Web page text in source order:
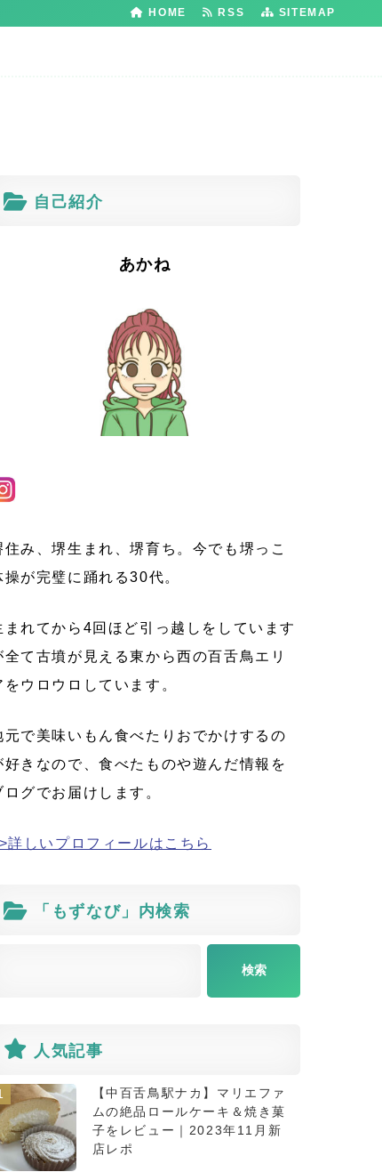
SITEMAP
RSS
HOME
自己紹介
あかね
住み、堺生まれ、堺育ち。今でも堺っこ
操が完璧に踊れる30代。
まれてから4回ほど引っ越しをしています
全て古墳が見える東から西の百舌鳥エリ
をウロウロしています。
元で美味いもん食べたりおでかけするの
好きなので、食べたものや遊んだ情報を
ログでお届けします。
詳しいプロフィールはこちら
「もずなび」内検索
人気記事
【中百舌鳥駅ナカ】マリエファ
ムの絶品ロールケーキ＆焼き菓
子をレビュー｜2023年11月新
店レポ